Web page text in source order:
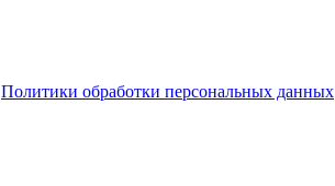
Политики обработки персональных данных